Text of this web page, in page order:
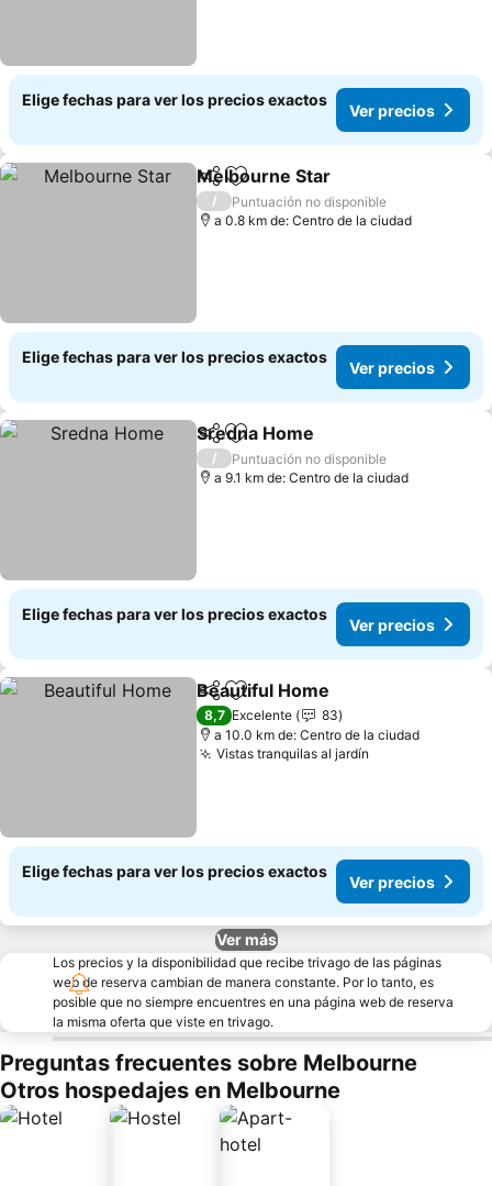
Elige fechas para ver los precios exactos
Ver precios
CompartirAgregar a favoritos
Melbourne Star
/
Puntuación no disponible
a 0.8 km de: Centro de la ciudad
Elige fechas para ver los precios exactos
Ver precios
CompartirAgregar a favoritos
Sredna Home
/
Puntuación no disponible
a 9.1 km de: Centro de la ciudad
Elige fechas para ver los precios exactos
Ver precios
CompartirAgregar a favoritos
Beautiful Home
8,7 Excelente
83
a 10.0 km de: Centro de la ciudad
Vistas tranquilas al jardín
Elige fechas para ver los precios exactos
Ver precios
Ver más
Los precios y la disponibilidad que recibe trivago de las páginas
web de reserva cambian de manera constante. Por lo tanto, es
posible que no siempre encuentres en una página web de reserva
la misma oferta que viste en trivago.
Preguntas frecuentes sobre Melbourne
Otros hospedajes en Melbourne